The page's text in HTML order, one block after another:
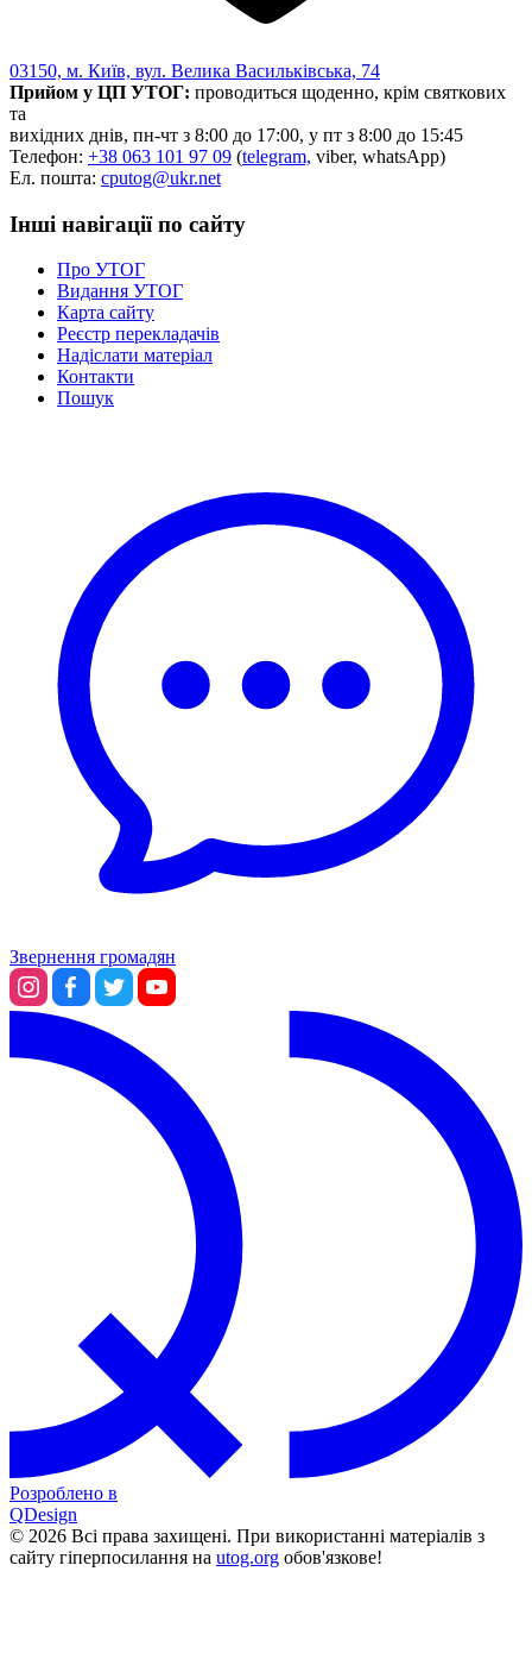
03150, м. Київ, вул. Велика Васильківська, 74
Прийом у ЦП УТОГ: проводиться щоденно, крім святкових
та
вихідних днів, пн-чт з 8:00 до 17:00, у пт з 8:00 до 15:45
Телефон: +38 063 101 97 09 (telegram, viber, whatsApp)
Ел. пошта: cputog@ukr.net
Інші навігації по сайту
Про УТОГ
Видання УТОГ
Карта сайту
Реєстр перекладачів
Надіслати матеріал
Контакти
Пошук
Звернення громадян
Розроблено в
QDesign
© 2026 Всі права захищені. При використанні матеріалів з
сайту гіперпосилання на utog.org обов'язкове!